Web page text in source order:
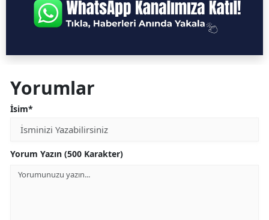
Yorumlar
İsim*
Yorum Yazın (500 Karakter)